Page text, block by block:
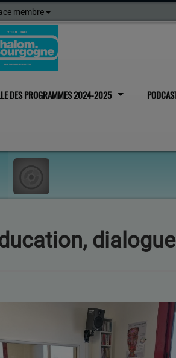
membre
DES PROGRAMMES 2024-2025